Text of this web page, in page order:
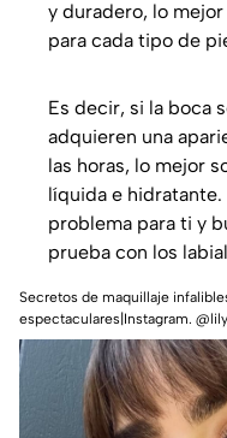
y duradero, lo
para cada tipo de
Es decir, si la boca
adquieren una
las horas, lo mejor
líquida e hidratante.
problema para ti y
prueba con los
Secretos de maquillaje
espectaculares|Instagram.